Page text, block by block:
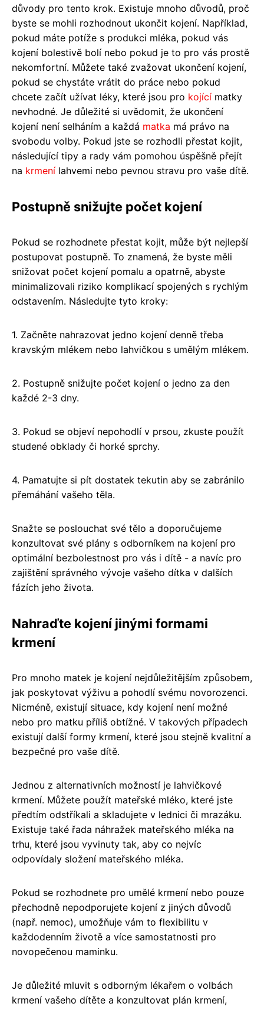
důvody pro tento krok. Existuje mnoho důvodů, proč
byste se mohli rozhodnout ukončit kojení. Například,
pokud máte potíže s produkci mléka, pokud vás
kojení bolestivě bolí nebo pokud je to pro vás prostě
nekomfortní. Můžete také zvažovat ukončení kojení,
pokud se chystáte vrátit do práce nebo pokud
chcete začít užívat léky, které jsou pro kojící matky
nevhodné. Je důležité si uvědomit, že ukončení
kojení není selháním a každá matka má právo na
svobodu volby. Pokud jste se rozhodli přestat kojit,
následující tipy a rady vám pomohou úspěšně přejít
na krmení lahvemi nebo pevnou stravu pro vaše dítě.
Postupně snižujte počet kojení
Pokud se rozhodnete přestat kojit, může být nejlepší
postupovat postupně. To znamená, že byste měli
snižovat počet kojení pomalu a opatrně, abyste
minimalizovali riziko komplikací spojených s rychlým
odstavením. Následujte tyto kroky:
1. Začněte nahrazovat jedno kojení denně třeba
kravským mlékem nebo lahvičkou s umělým mlékem.
2. Postupně snižujte počet kojení o jedno za den
každé 2-3 dny.
3. Pokud se objeví nepohodlí v prsou, zkuste použít
studené obklady či horké sprchy.
4. Pamatujte si pít dostatek tekutin aby se zabránilo
přemáhání vašeho těla.
Snažte se poslouchat své tělo a doporučujeme
konzultovat své plány s odborníkem na kojení pro
optimální bezbolestnost pro vás i dítě - a navíc pro
zajištění správného vývoje vašeho dítka v dalších
fázích jeho života.
Nahraďte kojení jinými formami
krmení
Pro mnoho matek je kojení nejdůležitějším způsobem,
jak poskytovat výživu a pohodlí svému novorozenci.
Nicméně, existují situace, kdy kojení není možné
nebo pro matku příliš obtížné. V takových případech
existují další formy krmení, které jsou stejně kvalitní a
bezpečné pro vaše dítě.
Jednou z alternativních možností je lahvičkové
krmení. Můžete použít mateřské mléko, které jste
předtím odstříkali a skladujete v lednici či mrazáku.
Existuje také řada náhražek mateřského mléka na
trhu, které jsou vyvinuty tak, aby co nejvíc
odpovídaly složení mateřského mléka.
Pokud se rozhodnete pro umělé krmení nebo pouze
přechodně nepodporujete kojení z jiných důvodů
(např. nemoc), umožňuje vám to flexibilitu v
každodenním životě a více samostatnosti pro
novopečenou maminku.
Je důležité mluvit s odborným lékařem o volbách
krmení vašeho dítěte a konzultovat plán krmení,